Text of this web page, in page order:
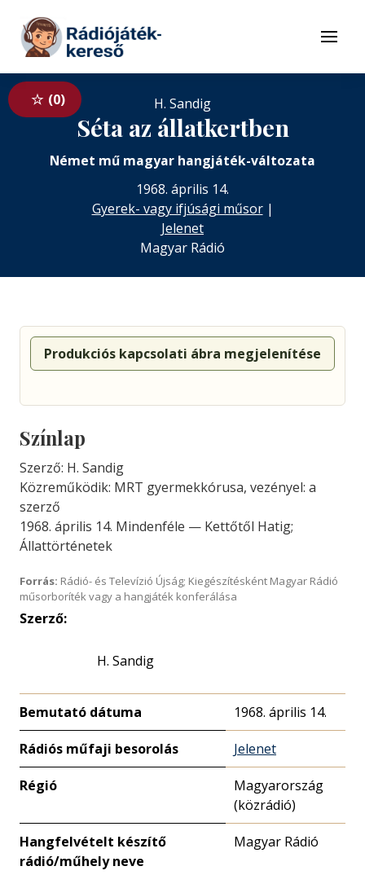
Tovább a tartalomhoz
Menü
0 H. Sandig
Séta az állatkertben
Német mű magyar hangjáték-változata
1968. április 14.
Gyerek- vagy ifjúsági műsor|
Jelenet
Magyar Rádió
Produkciós kapcsolati ábra megjelenítése
Színlap
Szerző: H. Sandig
Közreműködik: MRT gyermekkórusa, vezényel: a
szerző
1968. április 14. Mindenféle — Kettőtől Hatig;
Állattörténetek
Forrás: Rádió- és Televízió Újság; Kiegészítésként Magyar Rádió
műsorboríték vagy a hangjáték konferálása
Szerző:
H. Sandig
Bemutató dátuma 1968. április 14.
Rádiós műfaji besorolás Jelenet
Régió
Magyarország
(közrádió)
Hangfelvételt készítő
rádió/műhely neve
Magyar Rádió